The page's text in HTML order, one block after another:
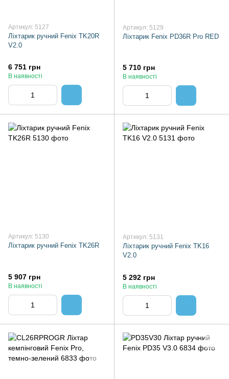
Артикул: 5127
Ліхтарик ручний Fenix TK20R
V2.0
6 751 грн
В наявності
Артикул: 5129
Ліхтарик Fenix PD36R Pro RED
5 710 грн
В наявності
Артикул: 5130
Ліхтарик ручний Fenix TK26R
5 907 грн
В наявності
Артикул: 5131
Ліхтарик ручний Fenix TK16
V2.0
5 292 грн
В наявності